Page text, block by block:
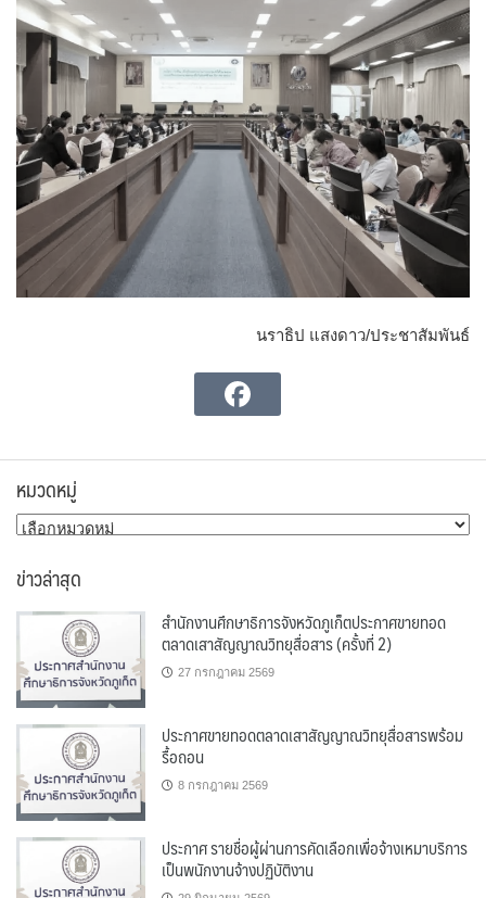
นราธิป แสงดาว/ประชาสัมพันธ์
หมวดหมู่
หมวด
ข่าวล่าสุด
สำนักงานศึกษาธิการจังหวัดภูเก็ตประกาศขายทอด
ตลาดเสาสัญญาณวิทยุสื่อสาร (ครั้งที่ 2)
27 กรกฎาคม 2569
ประกาศขายทอดตลาดเสาสัญญาณวิทยุสื่อสารพร้อม
รื้อถอน
8 กรกฎาคม 2569
ประกาศ รายชื่อผู้ผ่านการคัดเลือกเพื่อจ้างเหมาบริการ
เป็นพนักงานจ้างปฏิบัติงาน